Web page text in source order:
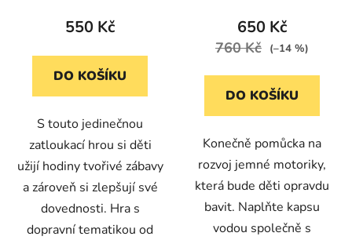
550 Kč
DO KOŠÍKU
S touto jedinečnou
zatloukací hrou si děti
užijí hodiny tvořivé zábavy
a zároveň si zlepšují své
dovednosti. Hra s
dopravní tematikou od
650 Kč
760 Kč (–14 %)
DO KOŠÍKU
Konečně pomůcka na
rozvoj jemné motoriky,
která bude děti opravdu
bavit. Naplňte kapsu
vodou společně s